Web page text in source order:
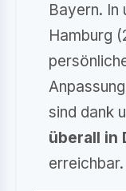
Bayern. In
Hamburg
sind dank
überall in
erreichbar.